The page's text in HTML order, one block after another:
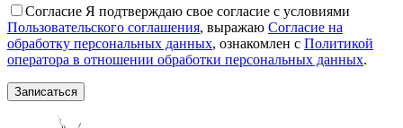
Согласие Я подтверждаю свое согласие с условиями
Пользовательского соглашения, выражаю Согласие на
обработку персональных данных, ознакомлен с Политикой
оператора в отношении обработки персональных данных.